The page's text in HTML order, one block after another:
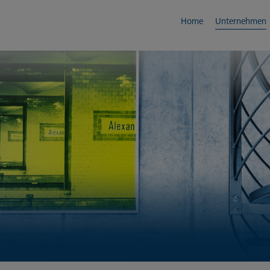
Home Unternehmen